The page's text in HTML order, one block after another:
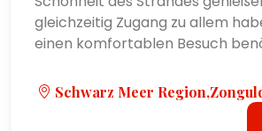
gleichzeitig Zugang zu allem
einen komfortablen Besuch
Schwarz Meer